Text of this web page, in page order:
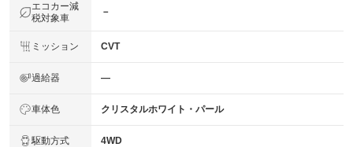
エコカー減
税対象車
－
ミッション CVT
過給器 ―
車体色 クリスタルホワイト・パール
駆動方式 4WD